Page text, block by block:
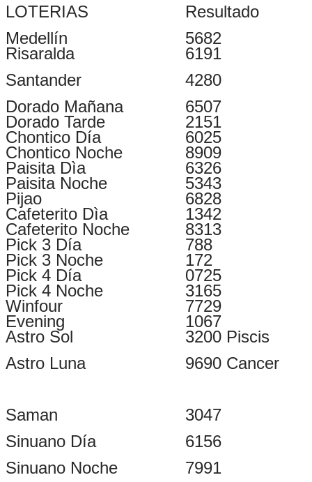
LOTERIAS
Resultado
Medellín
5682
Risaralda
6191
Santander
4280
Dorado Mañana
6507
Dorado Tarde
2151
Chontico Día
6025
Chontico Noche
8909
Paisita Dìa
6326
Paisita Noche
5343
Pijao
6828
Cafeterito Dìa
1342
Cafeterito Noche
8313
Pick 3 Día
788
Pick 3 Noche
172
Pick 4 Día
0725
Pick 4 Noche
3165
Winfour
7729
Evening
1067
Astro Sol
3200 Piscis
Astro Luna
9690 Cancer
Saman
Sinuano Día
Sinuano Noche
3047
6156
7991